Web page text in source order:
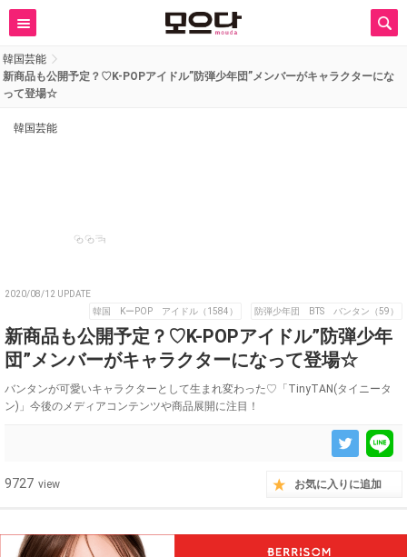
韓国芸能
新商品も公開予定？♡K-POPアイドル”防弾少年団”メンバーがキャラクターにな
って登場☆
韓国芸能
ㅇㅇㅋ
2020/08/12 UPDATE
韓国 KーPOP アイドル（1584）
防弾少年団 BTS バンタン（59）
新商品も公開予定？♡K-POPアイドル”防弾少年
団”メンバーがキャラクターになって登場☆
バンタンが可愛いキャラクターとして生まれ変わった♡「TinyTAN(タイニータ
ン)」今後のメディアコンテンツや商品展開に注目！
9727 view お気に入りに追加